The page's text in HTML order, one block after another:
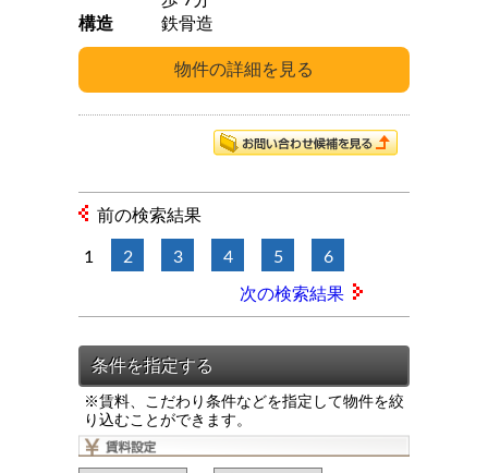
構造
鉄骨造
前の検索結果
1 2 3 4 5 6
次の検索結果
※賃料、こだわり条件などを指定して物件を絞
り込むことができます。